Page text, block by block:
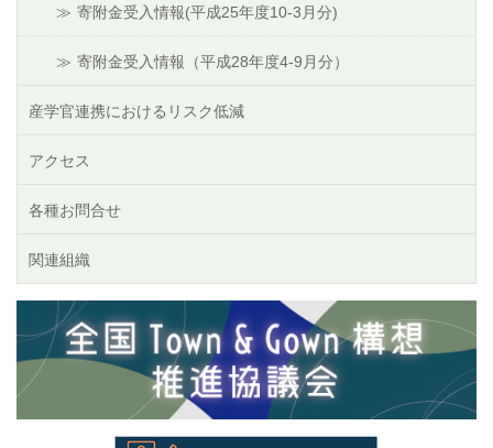
寄附金受入情報(平成25年度10-3月分)
寄附金受入情報（平成28年度4-9月分）
産学官連携におけるリスク低減
アクセス
各種お問合せ
関連組織